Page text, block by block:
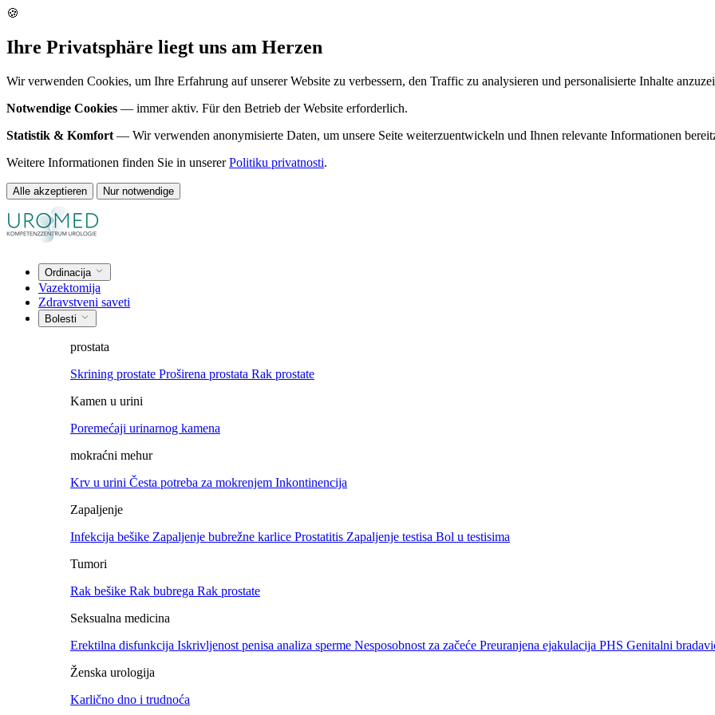
🍪
Ihre Privatsphäre liegt uns am Herzen
Wir verwenden Cookies, um Ihre Erfahrung auf unserer Website zu verbessern, den Traffic zu analysieren und personalisierte Inhalte
Notwendige Cookies — immer aktiv. Für den Betrieb der Website erforderlich.
Statistik & Komfort — Wir verwenden anonymisierte Daten, um unsere Seite weiterzuentwickeln und Ihnen relevante Informationen
Weitere Informationen finden Sie in unsererPolitiku privatnosti.
Alle akzeptieren Nur notwendige
Ordinacija
Vazektomija
Zdravstveni saveti
Bolesti
prostata
Skrining prostate Proširena prostata Rak prostate
Kamen u urini
Poremećaji urinarnog kamena
mokraćni mehur
Krv u urini Česta potreba za mokrenjem Inkontinencija
Zapaljenje
Infekcija bešike Zapaljenje bubrežne karlice Prostatitis Zapaljenje testisa Bol u testisima
Tumori
Rak bešike Rak bubrega Rak prostate
Seksualna medicina
Erektilna disfunkcija Iskrivljenost penisa analiza sperme Nesposobnost za začeće Preuranjena ejakulacija PHS Genitalni
Ženska urologija
Karlično dno i trudnoća